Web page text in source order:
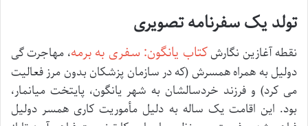
تولد یک سفرنامه تصویری
نقطه آغازین نگارشکتاب یانگون: سفری به برمه، مهاجرت گی
دولیل به همراه همسرش (که در سازمان پزشکان بدون مرز فعالیت
می کرد) و فرزند خردسالشان به شهر یانگون، پایتخت میانمار،
بود. این اقامت یک ساله به دلیل مأموریت کاری همسر دولیل